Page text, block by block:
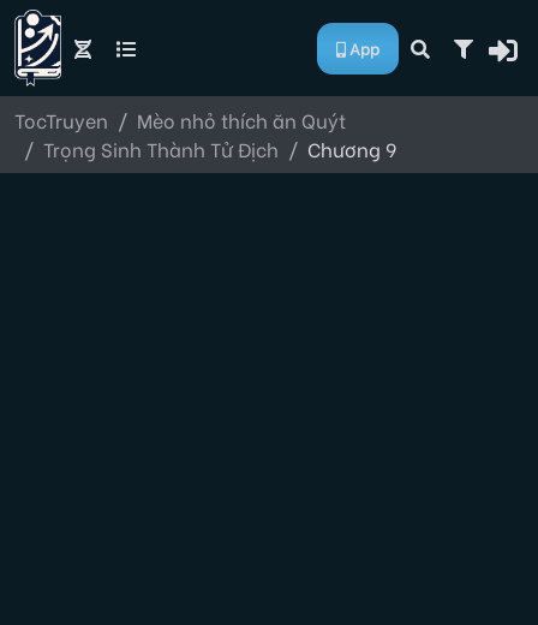
App
TocTruyen
Mèo nhỏ thích ăn Quýt
Trọng Sinh Thành Tử Địch
Chương 9